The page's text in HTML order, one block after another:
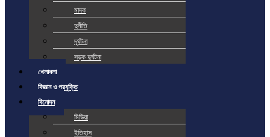
মাদক
দুর্নীতি
দূর্ঘটনা
সড়ক দুর্ঘটনা
খেলাধুলা
বিজ্ঞান ও প্রযুক্তি
বিনোদন
মিডিয়া
ইতিহাস